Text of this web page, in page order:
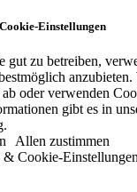
Einstellungen
gut zu betreiben,
oder verwenden
gibt es in
Allen zustimmen
& Cookie-Einstellungen